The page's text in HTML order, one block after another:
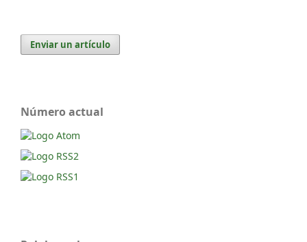
Enviar un artículo
Número actual